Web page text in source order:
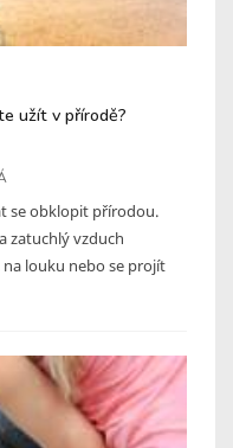
užít v přírodě?
se obklopit přírodou.
zatuchlý vzduch
louku nebo se projít